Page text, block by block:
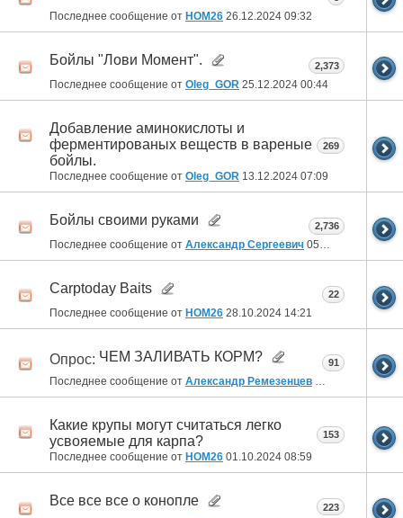
Последнее сообщение от HOM26 26.12.2024 09:32
Бойлы "Лови Момент".
Последнее сообщение от Oleg_GOR 25.12.2024 00:44
2,373
Добавление аминокислоты и
ферментированых веществ в вареные
бойлы.
Последнее сообщение от Oleg_GOR 13.12.2024 07:09
269
Бойлы своими руками
Последнее сообщение от Александр Сергеевич 05.11.2024 00:26
2,736
Carptoday Baits
Последнее сообщение от HOM26 28.10.2024 14:21
22
Опрос: ЧЕМ ЗАЛИВАТЬ КОРМ?
Последнее сообщение от Александр Ремезенцев 14:40
91
Какие крупы могут считаться легко
усвояемые для карпа?
Последнее сообщение от HOM26 01.10.2024 08:59
153
Все все все о конопле 223